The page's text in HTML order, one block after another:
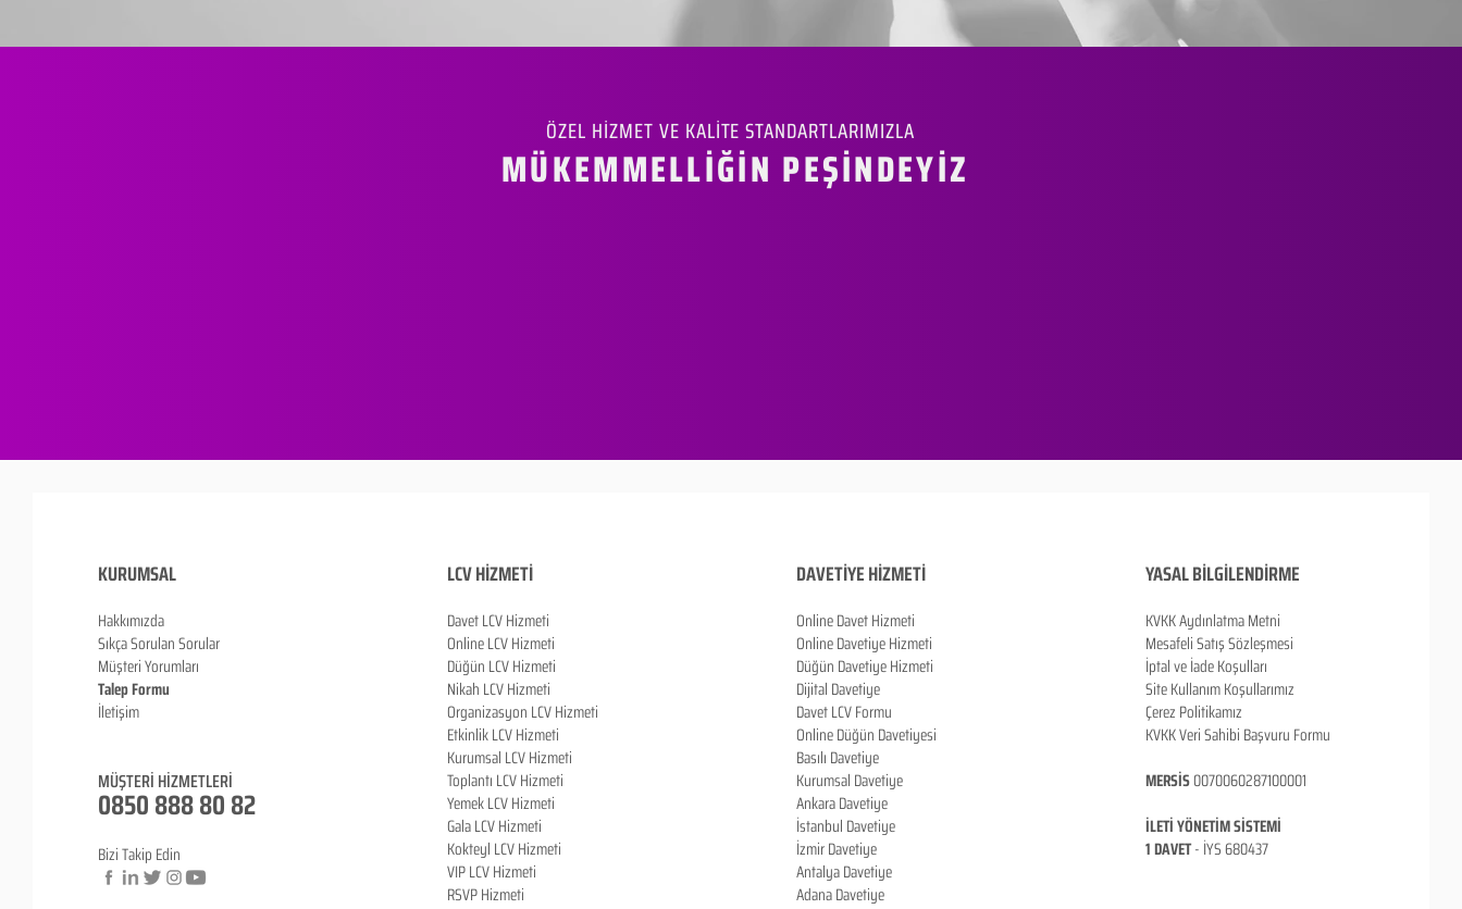
ÖZEL HİZMET VE KALİTE STANDARTLARIMIZLA
MÜKEMMELLİĞİN PEŞİNDEYİZ
KURUMSAL
Hakkımızda
Sıkça Sorulan Sorular
Müşteri Yorumları
Talep Formu
İletişim
MÜŞTERİ HİZMETLERİ
0850 888 80 82
Bizi Takip Edin
LCV HİZMETİ
Davet LCV Hizmeti
Online LCV Hizmeti
Düğün LCV Hizmeti
Nikah LCV Hizmeti
Organizasyon LCV Hizmeti
Etkinlik LCV Hizmeti
Kurumsal LCV Hizmeti
Toplantı LCV Hizmeti
Yemek LCV Hizmeti
Gala LCV Hizmeti
Kokteyl LCV Hizmeti
VIP LCV Hizmeti
RSVP Hizmeti
DAVETİYE HİZMETİ
Online Davet Hizmeti
Online Davetiye Hizmeti
Düğün Davetiye Hizmeti
Dijital Davetiye
Davet LCV Formu
Online Düğün Davetiyesi
Basılı Davetiye
Kurumsal Davetiye
Ankara Davetiye
İstanbul Davetiye
İzmir Davetiye
Antalya Davetiye
Adana Davetiye
YASAL BİLGİLENDİRME
KVKK Aydınlatma Metni
Mesafeli Satış Sözleşmesi
İptal ve İade Koşulları
Site Kullanım Koşullarımız
Çerez Politikamız
KVKK Veri Sahibi Başvuru Formu
MERSİS0070060287100001
İLETİ YÖNETİM SİSTEMİ
1 DAVET- İYS 680437